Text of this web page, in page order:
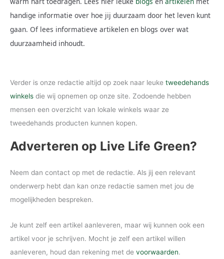
handige informatie over hoe jij duurzaam door het leven kunt
gaan. Of lees informatieve artikelen en blogs over wat
duurzaamheid inhoudt.
Verder is onze redactie altijd op zoek naar leuke tweedehands
winkels die wij opnemen op onze site. Zodoende hebben
mensen een overzicht van lokale winkels waar ze
tweedehands producten kunnen kopen.
Adverteren op Live Life Green?
Neem dan contact op met de redactie. Als jij een relevant
onderwerp hebt dan kan onze redactie samen met jou de
mogelijkheden bespreken.
Je kunt zelf een artikel aanleveren, maar wij kunnen ook een
artikel voor je schrijven. Mocht je zelf een artikel willen
aanleveren, houd dan rekening met de voorwaarden.